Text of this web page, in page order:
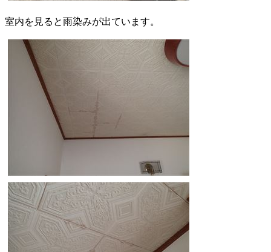
室内を見ると雨染みが出ています。